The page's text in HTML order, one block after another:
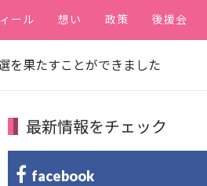
ール 想い 政策 後援会
を果たすことができました
最新情報をチェック
facebook